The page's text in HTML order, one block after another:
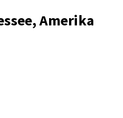
Amerika